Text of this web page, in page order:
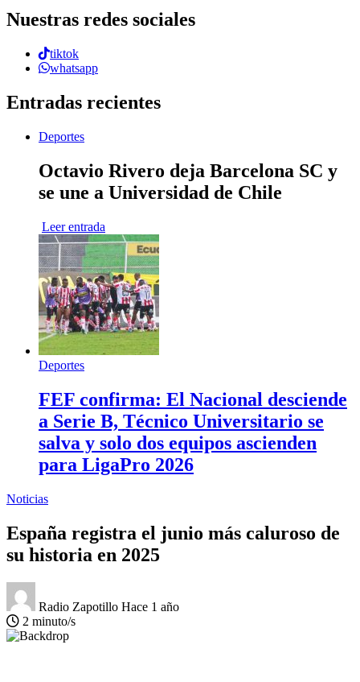
Nuestras redes sociales
tiktok
whatsapp
Entradas recientes
Deportes
Octavio Rivero deja Barcelona SC y
se une a Universidad de Chile
Leer entrada
Deportes
FEF confirma: El Nacional desciende
a Serie B, Técnico Universitario se
salva y solo dos equipos ascienden
para LigaPro 2026
Noticias
España registra el junio más caluroso de
su historia en 2025
Radio Zapotillo Hace 1 año
2 minuto/s